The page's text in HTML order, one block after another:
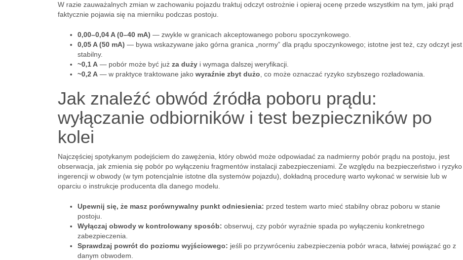
W razie zauważalnych zmian w zachowaniu pojazdu traktuj odczyt ostrożnie i opieraj ocenę przede wszystkim na tym, jaki prąd
faktycznie pojawia się na mierniku podczas postoju.
0,00–0,04 A (0–40 mA) — zwykle w granicach akceptowanego poboru spoczynkowego.
0,05 A (50 mA) — bywa wskazywane jako górna granica „normy” dla prądu spoczynkowego; istotne jest też, czy odczyt jest
stabilny.
~0,1 A — pobór może być już za duży i wymaga dalszej weryfikacji.
~0,2 A — w praktyce traktowane jako wyraźnie zbyt dużo , co może oznaczać ryzyko szybszego rozładowania.
Jak znaleźć obwód źródła poboru prądu:
wyłączanie odbiorników i test bezpieczników po
kolei
Najczęściej spotykanym podejściem do zawężenia, który obwód może odpowiadać za nadmierny pobór prądu na postoju, jest
obserwacja, jak zmienia się pobór po wyłączeniu fragmentów instalacji zabezpieczeniami. Ze względu na bezpieczeństwo i ryzyko
ingerencji w obwody (w tym potencjalnie istotne dla systemów pojazdu), dokładną procedurę warto wykonać w serwisie lub w
oparciu o instrukcje producenta dla danego modelu.
Upewnij się, że masz porównywalny punkt odniesienia: przed testem warto mieć stabilny obraz poboru w stanie
postoju.
Wyłączaj obwody w kontrolowany sposób: obserwuj, czy pobór wyraźnie spada po wyłączeniu konkretnego
zabezpieczenia.
Sprawdzaj powrót do poziomu wyjściowego: jeśli po przywróceniu zabezpieczenia pobór wraca, łatwiej powiązać go z
danym obwodem.